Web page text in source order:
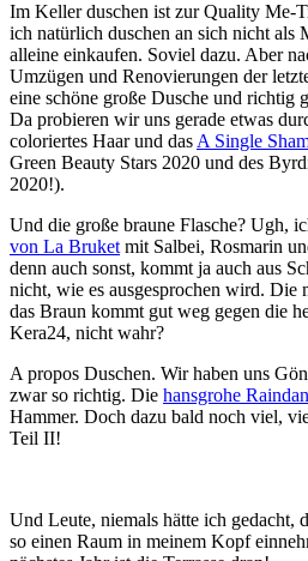
Im Keller duschen ist zur Quality Me-
ich natürlich duschen an sich nicht als
alleine einkaufen. Soviel dazu. Aber
Umzügen und Renovierungen der
eine schöne große Dusche und richtig
Da probieren wir uns gerade etwas
coloriertes Haar und dasA Single
Green Beauty Stars 2020 und des
2020!).
Und die große braune Flasche? Ugh,
von La Bruketmit Salbei, Rosmarin
denn auch sonst, kommt ja auch aus
nicht, wie es ausgesprochen wird. Die
das Braun kommt gut weg gegen die
Kera24, nicht wahr?
A propos Duschen. Wir haben uns
zwar so richtig. Die hansgrohe
Hammer. Doch dazu bald noch viel,
Teil II!
Und Leute, niemals hätte ich gedacht,
so einen Raum in meinem Kopf